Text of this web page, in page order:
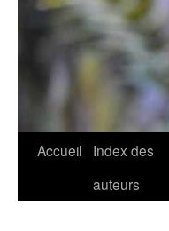
Accueil
Index des
auteurs